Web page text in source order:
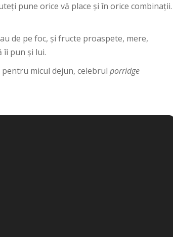
pune orice vă place și în orice combinații.
de pe foc, și fructe proaspete, mere,
îi pun și lui.
micul dejun, celebrul porridge